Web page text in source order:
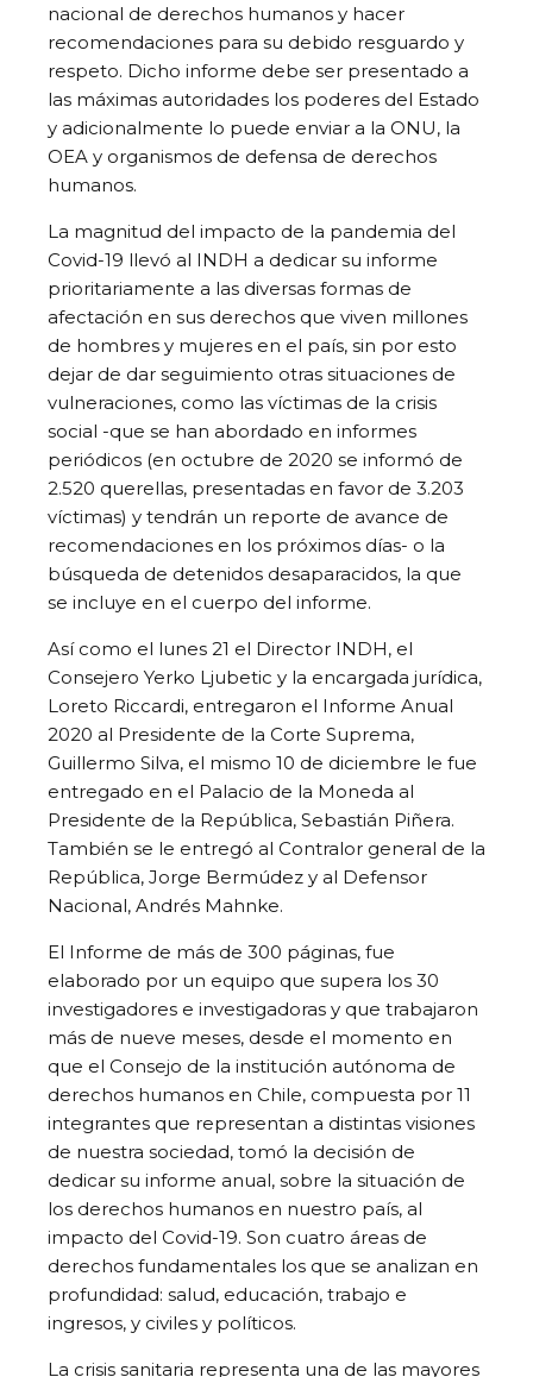
nacional de derechos humanos y hacer
recomendaciones para su debido resguardo y
respeto. Dicho informe debe ser presentado a
las máximas autoridades los poderes del Estado
y adicionalmente lo puede enviar a la ONU, la
OEA y organismos de defensa de derechos
humanos.
La magnitud del impacto de la pandemia del
Covid-19 llevó al INDH a dedicar su informe
prioritariamente a las diversas formas de
afectación en sus derechos que viven millones
de hombres y mujeres en el país, sin por esto
dejar de dar seguimiento otras situaciones de
vulneraciones, como las víctimas de la crisis
social -que se han abordado en informes
periódicos (en octubre de 2020 se informó de
2.520 querellas, presentadas en favor de 3.203
víctimas) y tendrán un reporte de avance de
recomendaciones en los próximos días- o la
búsqueda de detenidos desaparacidos, la que
se incluye en el cuerpo del informe.
Así como el lunes 21 el Director INDH, el
Consejero Yerko Ljubetic y la encargada jurídica,
Loreto Riccardi, entregaron el Informe Anual
2020 al Presidente de la Corte Suprema,
Guillermo Silva, el mismo 10 de diciembre le fue
entregado en el Palacio de la Moneda al
Presidente de la República, Sebastián Piñera.
También se le entregó al Contralor general de la
República, Jorge Bermúdez y al Defensor
Nacional, Andrés Mahnke.
El Informe de más de 300 páginas, fue
elaborado por un equipo que supera los 30
investigadores e investigadoras y que trabajaron
más de nueve meses, desde el momento en
que el Consejo de la institución autónoma de
derechos humanos en Chile, compuesta por 11
integrantes que representan a distintas visiones
de nuestra sociedad, tomó la decisión de
dedicar su informe anual, sobre la situación de
los derechos humanos en nuestro país, al
impacto del Covid-19. Son cuatro áreas de
derechos fundamentales los que se analizan en
profundidad: salud, educación, trabajo e
ingresos, y civiles y políticos.
La crisis sanitaria representa una de las mayores